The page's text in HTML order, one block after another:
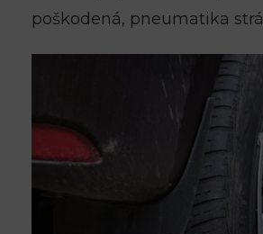
poškodená, pneumatika